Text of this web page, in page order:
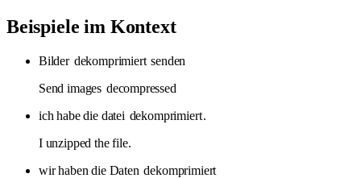
Beispiele im Kontext
Bilder dekomprimiert senden
Send images decompressed
ich habe die datei dekomprimiert.
I unzipped the file.
wir haben die Daten dekomprimiert